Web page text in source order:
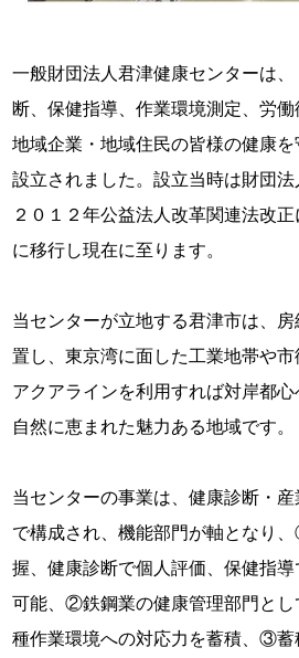
一般財団法人君津健康センターは
断、保健指導、作業環境測定、労働
地域企業・地域住民の皆様の健康
設立されました。設立当時は財団法
２０１２年公益法人改革関連法改
に移行し現在に至ります。
当センターが立地する君津市は、
置し、東京湾に面した工業地帯や
アクアラインを利用すれば対岸都
自然に恵まれた魅力ある地域です。
当センターの事業は、健康診断・
で構成され、機能部門が軸となり
握、健康診断で個人評価、保健指
可能、②鉄鋼業の健康管理部門とし
種作業環境への対応力を蓄積、③蓄